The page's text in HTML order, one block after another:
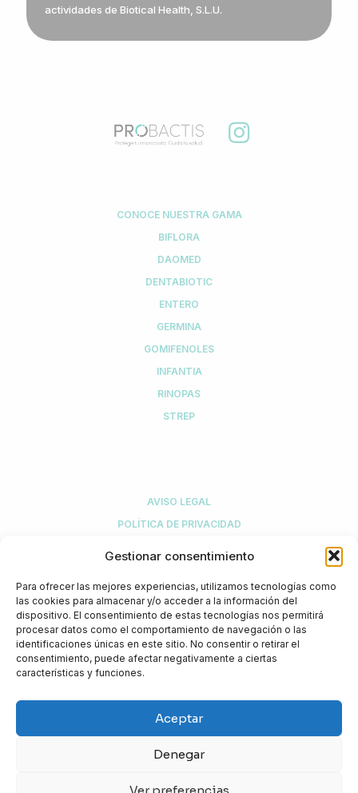
Gestionar consentimiento
Para ofrecer las mejores experiencias, utilizamos tecnologías como
las cookies para almacenar y/o acceder a la información del
dispositivo. El consentimiento de estas tecnologías nos permitirá
procesar datos como el comportamiento de navegación o las
identificaciones únicas en este sitio. No consentir o retirar el
consentimiento, puede afectar negativamente a ciertas
características y funciones.
Aceptar
Denegar
Ver preferencias
actividades de Biotical Health, S.L.U.
CONOCE NUESTRA GAMA
BIFLORA
DAOMED
DENTABIOTIC
ENTERO
GERMINA
GOMIFENOLES
INFANTIA
RINOPAS
STREP
AVISO LEGAL
POLÍTICA DE PRIVACIDAD
MI CUENTA
¿NECESITAS AYUDA?
+34 916 774 308
Biotical Health, S.L.U.
C/ Sierra de Guadarrama, 1
Kudos Innovation Campus San Fernando